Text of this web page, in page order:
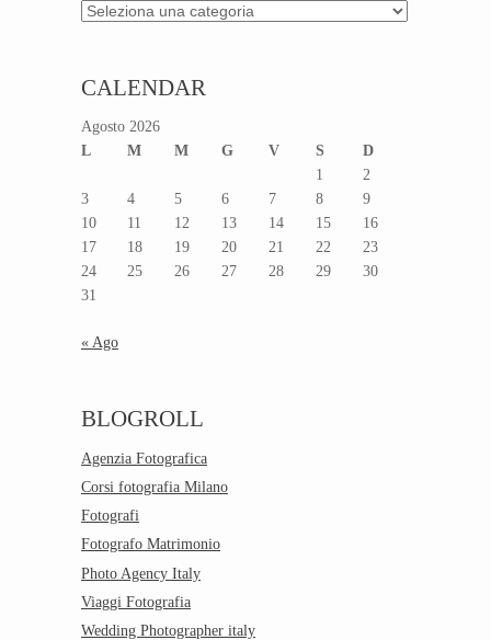
Categorie
CALENDAR
Agosto 2026
L
M M G V S
D
1
2
3
4 5 6 7 8
9
10
11 12 13 14 15
16
17
18 19 20 21 22
23
24
25 26 27 28 29
30
31
« Ago
BLOGROLL
Agenzia Fotografica
Corsi fotografia Milano
Fotografi
Fotografo Matrimonio
Photo Agency Italy
Viaggi Fotografia
Wedding Photographer italy